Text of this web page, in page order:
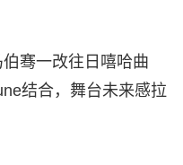
骞一改往日嘻哈曲
结合，舞台未来感拉